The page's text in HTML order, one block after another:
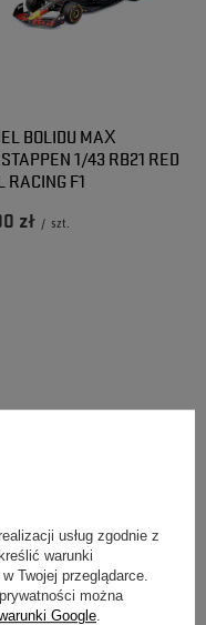
BOLIDU MAX
1/43 RB21 RED
RACING F1
zł / szt.
usług zgodnie z
warunki
Twojej przeglądarce.
można
Google.